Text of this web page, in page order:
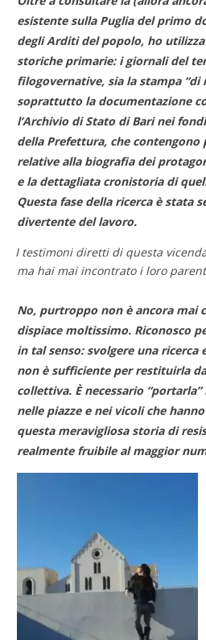
esistente sulla Puglia del primo
degli Arditi del popolo, ho
storiche primarie: i giornali del
filogovernative, sia la stampa “di
soprattutto la documentazione
l’Archivio di Stato di Bari nei
della Prefettura, che contengono
relative alla biografia dei
e la dettagliata cronistoria di
Questa fase della ricerca è stata
divertente del lavoro.
I testimoni diretti di questa
ma hai mai incontrato i loro
No, purtroppo non è ancora mai
dispiace moltissimo. Riconosco
in tal senso: svolgere una
non è sufficiente per restituirla
collettiva. È necessario
nelle piazze e nei vicoli che
questa meravigliosa storia di
realmente fruibile al maggior